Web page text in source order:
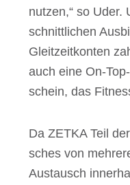
nutzen,“ so
schnitt­li­chen
Gleit­zeit­kon­ten
auch eine On-
schein, das
Da ZETKA Teil
sches von
Austausch